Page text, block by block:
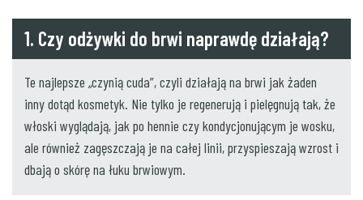
1. Czy odżywki do brwi naprawdę działają?
Te najlepsze „czynią cuda”, czyli działają na brwi jak żaden
inny dotąd kosmetyk. Nie tylko je regenerują i pielęgnują tak, że
włoski wyglądają, jak po hennie czy kondycjonującym je wosku,
ale również zagęszczają je na całej linii, przyspieszają wzrost i
dbają o skórę na łuku brwiowym.